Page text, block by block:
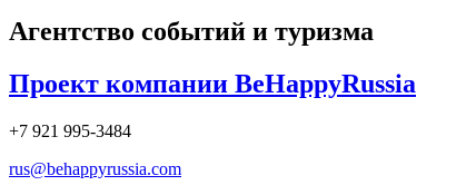
Агентство событий и туризма
Проект компании BeHappyRussia
+7 921 995-3484
rus@behappyrussia.com